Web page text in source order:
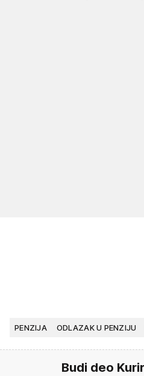
PENZIJA ODLAZAK U PENZIJU
Budi deo